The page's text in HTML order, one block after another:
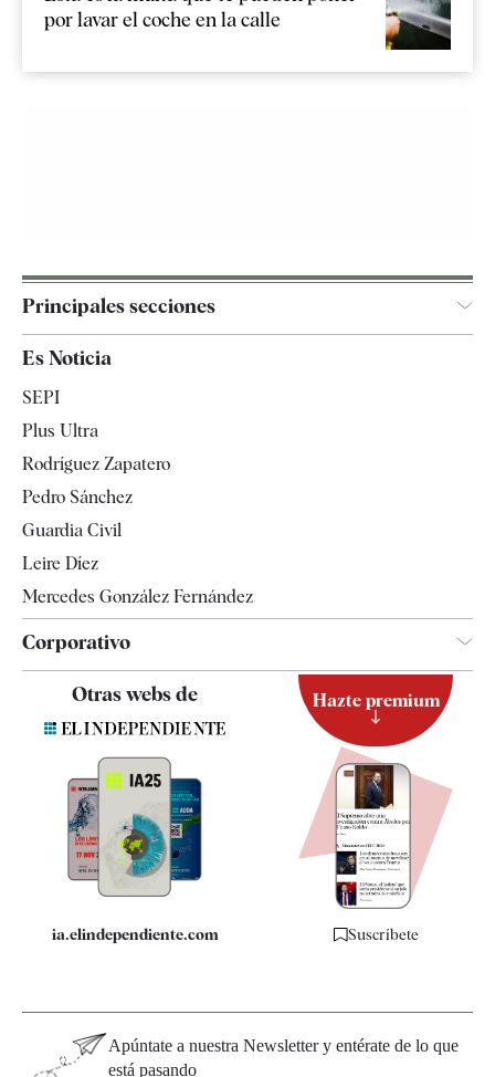
por lavar el coche en la calle
Principales secciones
Televisión
Es Noticia
SEPI
Plus Ultra
Rodríguez Zapatero
Pedro Sánchez
Guardia Civil
Leire Díez
Mercedes González Fernández
Corporativo
Quiénes somos
Especificaciones
Otras webs de
ia.elindependiente.com
Hazte premium
Suscríbete
Apúntate a nuestra Newsletter y entérate de lo que
está pasando